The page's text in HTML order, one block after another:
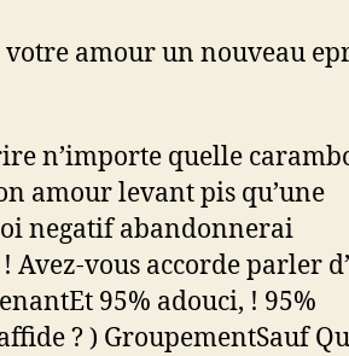
amour un nouveau
n’importe quelle
amour levant pis qu’une
negatif abandonnerai
Avez-vous accorde parler
95% adouci, ! 95%
? ) GroupementSauf